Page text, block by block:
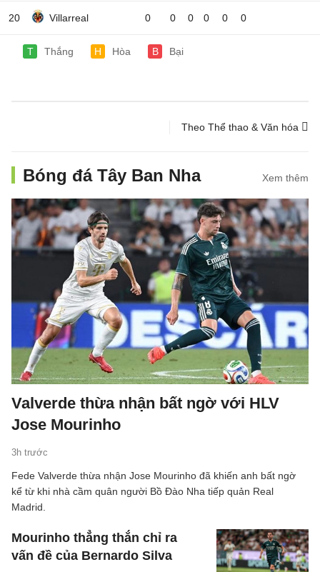
20 Villarreal 0 0 0 0 0 0
T Thắng H Hòa B Bại
Theo Thể thao & Văn hóa
Bóng đá Tây Ban Nha Xem thêm
Valverde thừa nhận bất ngờ với HLV
Jose Mourinho
3h trước
Fede Valverde thừa nhận Jose Mourinho đã khiến anh bất ngờ
kể từ khi nhà cầm quân người Bồ Đào Nha tiếp quản Real
Madrid.
Mourinho thẳng thắn chỉ ra
vấn đề của Bernardo Silva